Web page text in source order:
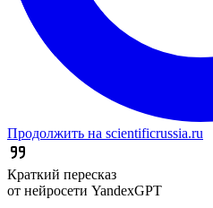
Продолжить на scientificrussia.ru
Краткий пересказ
от нейросети YandexGPT